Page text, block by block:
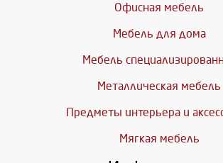
Офисная мебель
Мебель для дома
Мебель
Металлическая мебель
Предметы интерьера и
Мягкая мебель